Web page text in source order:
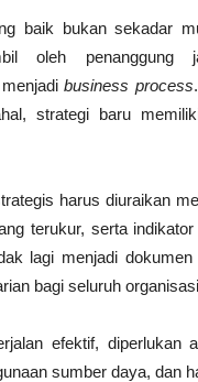
baik bukan sekadar
oleh penanggung
menjadibusiness process
strategi baru
harus diuraikan
terukur, serta
lagi menjadi
bagi seluruh
efektif, diperlukan
sumber daya, dan